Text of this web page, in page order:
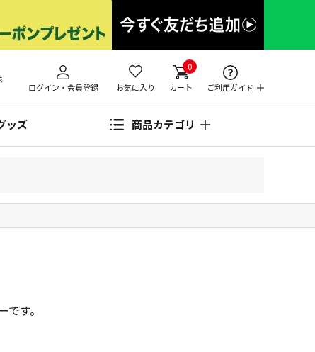
ログイン・会員登録 お気に入り
0
カート ご利用ガイド
ッズ 商品カテゴリ
す。